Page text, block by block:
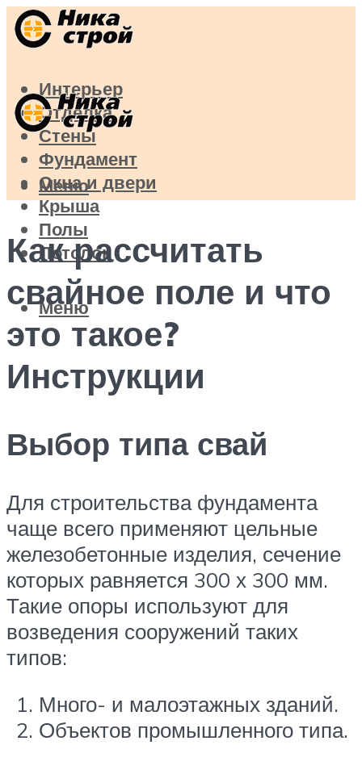
Интерьер
Отделка
Стены
Фундамент
Окна и двери
Крыша
Полы
Потолок
Меню
Меню
Как рассчитать
свайное поле и что
это такое?
Инструкции
Выбор типа свай
Для строительства фундамента
чаще всего применяют цельные
железобетонные изделия, сечение
которых равняется 300 х 300 мм.
Такие опоры используют для
возведения сооружений таких
типов:
Много- и малоэтажных зданий.
Объектов промышленного типа.